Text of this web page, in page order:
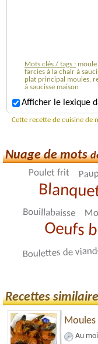
Mots clés / tags :
farcies à la chair à
plat principal moules,
à saucisse maison
Afficher le lexique
Cette recette de cuisine de
Nuage de mots
Poulet frit
Bouillabaisse
Oeufs
Boulettes de
Recettes
Moules
Au